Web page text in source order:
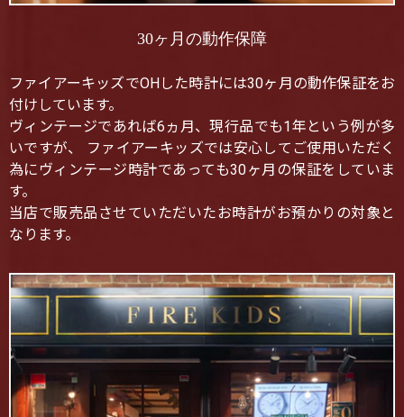
30ヶ月の動作保障
ファイアーキッズでOHした時計には30ヶ月の動作保証をお
付けしています。
ヴィンテージであれば6ヵ月、現行品でも1年という例が多
いですが、 ファイアーキッズでは安心してご使用いただく
為にヴィンテージ時計であっても30ヶ月の保証をしていま
す。
当店で販売品させていただいたお時計がお預かりの対象と
なります。